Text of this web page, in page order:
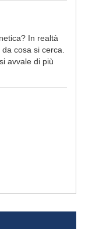
In realtà
cosa si cerca.
avvale di più